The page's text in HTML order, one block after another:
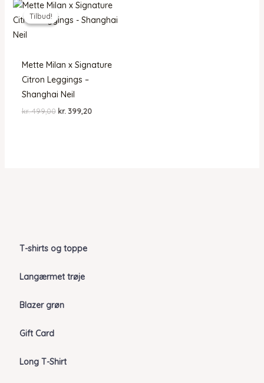
T-shirts og toppe
Langærmet trøje
Blazer grøn
Gift Card
Long T-Shirt
Tilbud!
Tilbud!
Mette Milan x Signature
Citron Leggings –
Shanghai Neil
kr.499,00 Den
kr.399,20Den